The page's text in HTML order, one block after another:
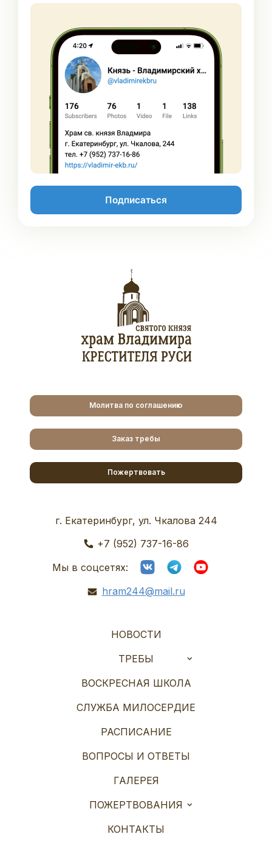
Подписаться
Молитва по соглашению
Заказ требы
Пожертвовать
г. Екатеринбург, ул. Чкалова 244
+7 (952) 737-16-86
Мы в соцсетях:
hram244@mail.ru
НОВОСТИ
ТРЕБЫ
ВОСКРЕСНАЯ ШКОЛА
СЛУЖБА МИЛОСЕРДИЕ
РАСПИСАНИЕ
ВОПРОСЫ И ОТВЕТЫ
ГАЛЕРЕЯ
ПОЖЕРТВОВАНИЯ
КОНТАКТЫ